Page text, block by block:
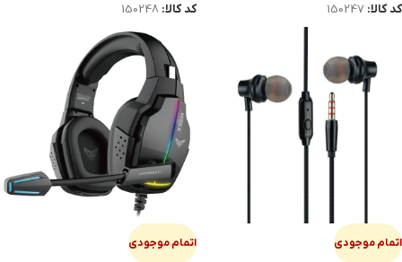
کد کالا: 150247 کد کالا: 150248
اتمام موجودی اتمام موجودی